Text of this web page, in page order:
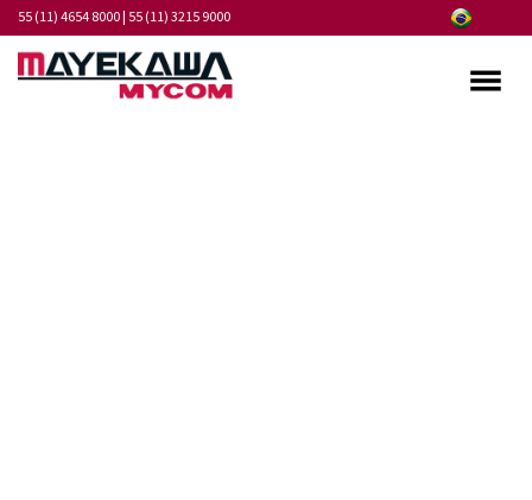
55 (11) 4654 8000| 55 (11) 3215 9000